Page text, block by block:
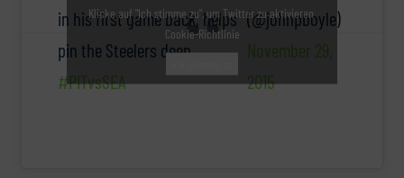
in his first game back, helps
pin the Steelers deep.
#PITvsSEA
(@johnpboyle)
November 29,
2015
Klicke auf "Ich stimme zu", um Twitter zu aktivieren
Cookie-Richtlinie